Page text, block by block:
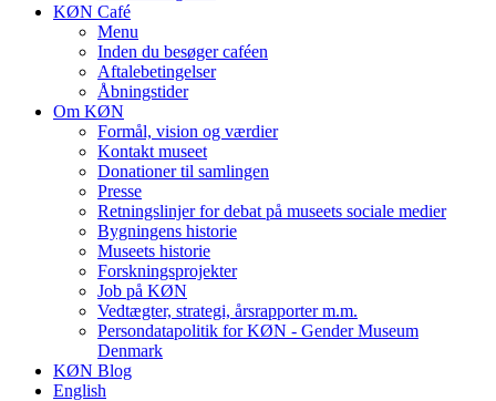
KØN Café
Menu
Inden du besøger caféen
Aftalebetingelser
Åbningstider
Om KØN
Formål, vision og værdier
Kontakt museet
Donationer til samlingen
Presse
Retningslinjer for debat på museets sociale medier
Bygningens historie
Museets historie
Forskningsprojekter
Job på KØN
Vedtægter, strategi, årsrapporter m.m.
Persondatapolitik for KØN - Gender Museum
Denmark
KØN Blog
English